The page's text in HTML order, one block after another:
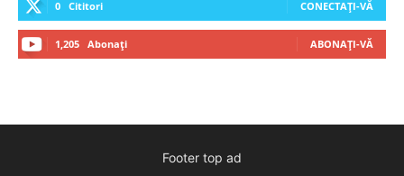
0 Cititori CONECTAȚI-VĂ
1,205 Abonați ABONAȚI-VĂ
Footer top ad